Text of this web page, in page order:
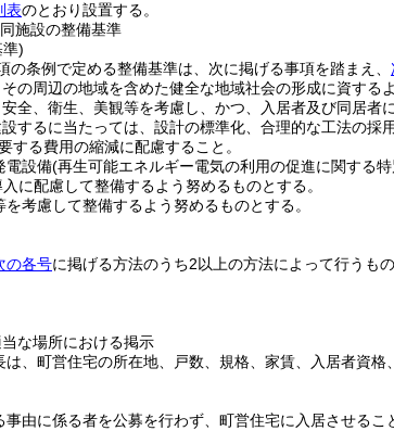
表のとおり設置する。
施設の整備基準
)
の条例で定める整備基準は、次に掲げる事項を踏まえ、
の周辺の地域を含めた健全な地域社会の形成に資する
全、衛生、美観等を考慮し、かつ、入居者及び同居者
するに当たっては、設計の標準化、合理的な工法の
する費用の縮減に配慮すること。
電設備(再生可能エネルギー電気の利用の促進に関する
に配慮して整備するよう努めるものとする。
考慮して整備するよう努めるものとする。
の各号に掲げる方法のうち2以上の方法によって行うもの
な場所における掲示
、町営住宅の所在地、戸数、規格、家賃、入居者資
事由に係る者を公募を行わず、町営住宅に入居させるこ